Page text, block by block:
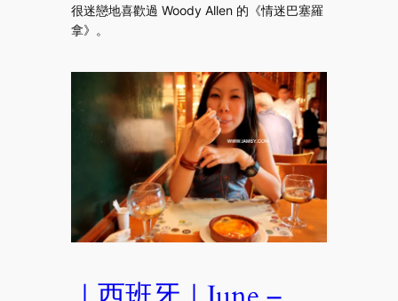
很迷戀地喜歡過 Woody Allen 的《情迷巴塞羅
拿》。